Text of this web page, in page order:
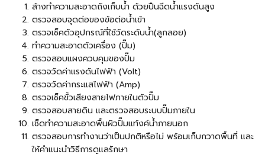
ล้างทำความสะอาดถังเก็บน้ำ ด้วยปืนฉีดน้ำแรงดันสูง
ตรวจสอบจุดต่อของข้อต่อน้ำเข้า
ตรวจเช็คตัวอุปกรณ์ที่ใช้วัดระดับน้ำ(ลูกลอย)
ทำความสะอาดตัวเครื่อง (ปั๊ม)
ตรวจสอบแผงควบคุมของปั๊ม
ตรวจวัดค่าแรงดันไฟฟ้า (Volt)
ตรวจวัดค่ากระแสไฟฟ้า (Amp)
ตรวจเช็คขั้วเสียงสายไฟภายในตัวปั๊ม
ตรวจสอบสายดิน และตรวจสอบระบบปั๊มภายใน
เช็ดทำความสะอาดพื้นผิวปั๊มแท้งค์น้ำภายนอก
ตรวจสอบการทำงานว่าเป็นปกติหรือไม่ พร้อมเก็บกวาดพื้นที่ และ
ให้คำแนะนำวิธีการดูแลรักษา